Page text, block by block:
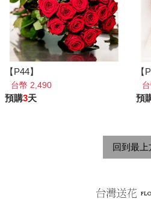
【P44】
台幣 2,490
預購3天
【
預
回到最上